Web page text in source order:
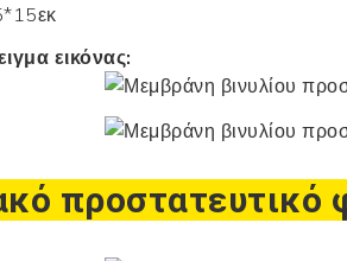
εικόνας:
προστατευτικό